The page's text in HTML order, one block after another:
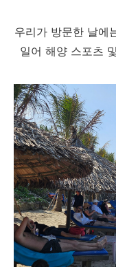
우리가 방문한 날에
일어 해양 스포츠